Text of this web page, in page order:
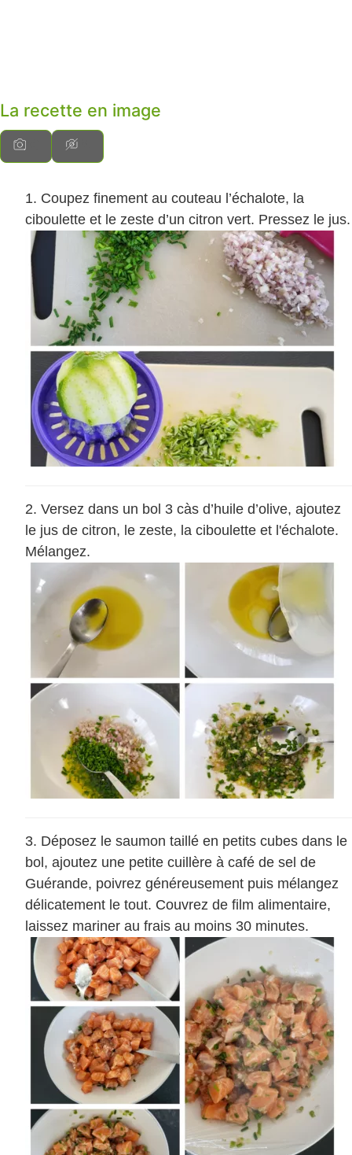
La recette en image
Coupez finement au couteau l’échalote, la
ciboulette et le zeste d’un citron vert. Pressez le jus.
Versez dans un bol 3 càs d’huile d’olive, ajoutez
le jus de citron, le zeste, la ciboulette et l'échalote.
Mélangez.
Déposez le saumon taillé en petits cubes dans le
bol, ajoutez une petite cuillère à café de sel de
Guérande, poivrez généreusement puis mélangez
délicatement le tout. Couvrez de film alimentaire,
laissez mariner au frais au moins 30 minutes.